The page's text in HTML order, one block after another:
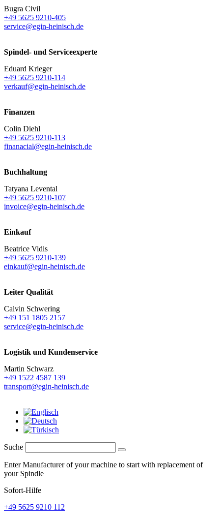
Bugra Civil
+49 5625 9210-405
service@egin-heinisch.de
Spindel- und Serviceexperte
Eduard Krieger
+49 5625 9210-114
verkauf@egin-heinisch.de
Finanzen
Colin Diehl
+49 5625 9210-113
finanacial@egin-heinisch.de
Buchhaltung
Tatyana Levental
+49 5625 9210-107
invoice@egin-heinisch.de
Einkauf
Beatrice Vidis
+49 5625 9210-139
einkauf@egin-heinisch.de
Leiter Qualität
Calvin Schwering
+49 151 1805 2157
service@egin-heinisch.de
Logistik und Kundenservice
Martin Schwarz
+49 1522 4587 139
transport@egin-heinisch.de
Suche
Enter Manufacturer of your machine to start with replacement of
your Spindle
Sofort-Hilfe
+49 5625 9210 112